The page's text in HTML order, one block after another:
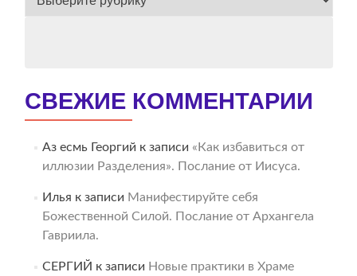
СВЕЖИЕ КОММЕНТАРИИ
Аз есмь Георгий к записи «Как избавиться от
иллюзии Разделения». Послание от Иисуса.
Илья к записи Манифестируйте себя
Божественной Силой. Послание от Архангела
Гавриила.
СЕРГИЙ к записи Новые практики в Храме